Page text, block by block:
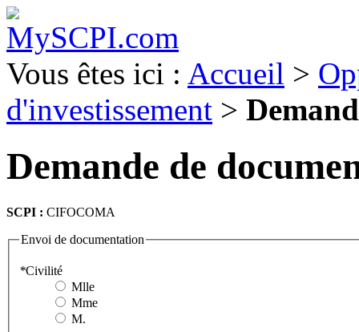
Vous êtes ici : Accueil >
d'investissement >
Demande de
SCPI : CIFOCOMA
Envoi de documentation
*Civilité
Mlle
Mme
M.